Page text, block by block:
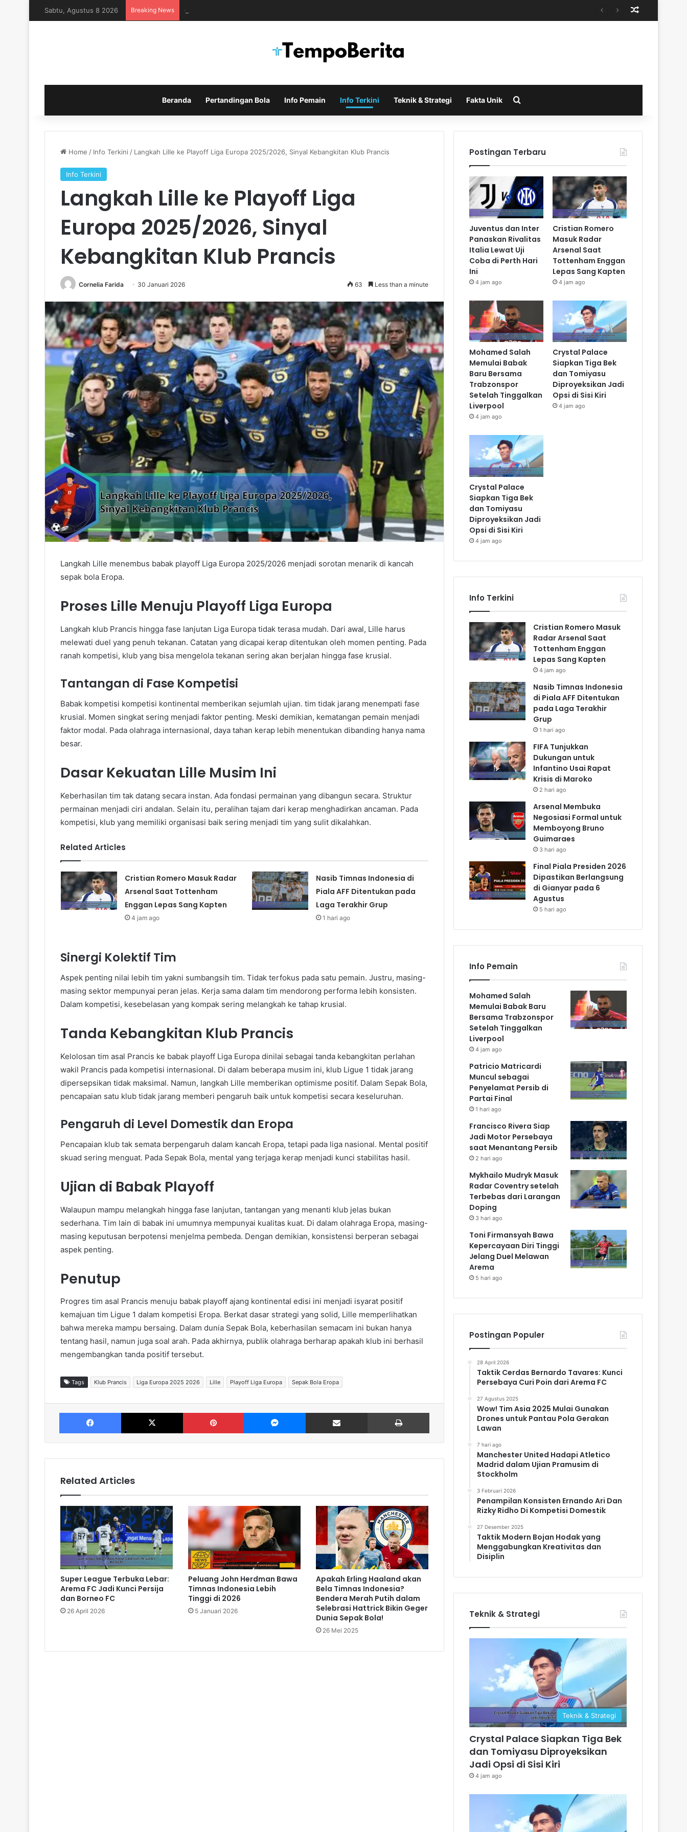
Sabtu, Agustus 8 2026 Breaking News Cristian Romero Masuk Radar Arsenal Saat Tottenham Enggan Lepas Sang Kapten
Beranda Pertandingan Bola Info Pemain Info Terkini Teknik & Strategi Fakta Unik
Home / Info Terkini / Langkah Lille ke Playoff Liga Europa 2025/2026, Sinyal Kebangkitan Klub Prancis
Info Terkini
Langkah Lille ke Playoff Liga
Europa 2025/2026, Sinyal
Kebangkitan Klub Prancis
Cornelia Farida 30 Januari 2026 63 Less than a minute
Langkah Lille menembus babak playoff Liga Europa 2025/2026 menjadi sorotan menarik di kancah
sepak bola Eropa.
Proses Lille Menuju Playoff Liga Europa
Langkah klub Prancis hingga fase lanjutan Liga Europa tidak terasa mudah. Dari awal, Lille harus
melewati duel yang penuh tekanan. Catatan yang dicapai kerap ditentukan oleh momen penting. Pada
ranah kompetisi, klub yang bisa mengelola tekanan sering akan berjalan hingga fase krusial.
Tantangan di Fase Kompetisi
Babak kompetisi kompetisi kontinental memberikan sejumlah ujian. tim tidak jarang menempati fase
krusial. Momen singkat sering menjadi faktor penting. Meski demikian, kematangan pemain menjadi
faktor modal. Pada olahraga internasional, daya tahan kerap lebih menentukan dibanding hanya nama
besar.
Dasar Kekuatan Lille Musim Ini
Keberhasilan tim tak datang secara instan. Ada fondasi permainan yang dibangun secara. Struktur
permainan menjadi ciri andalan. Selain itu, peralihan tajam dari kerap menghadirkan ancaman. Pada
kompetisi, klub yang memiliki organisasi baik sering menjadi tim yang sulit dikalahkan.
Related Articles
Cristian Romero Masuk Radar
Arsenal Saat Tottenham
Enggan Lepas Sang Kapten
4 jam ago
Nasib Timnas Indonesia di
Piala AFF Ditentukan pada
Laga Terakhir Grup
1 hari ago
Sinergi Kolektif Tim
Aspek penting nilai lebih tim yakni sumbangsih tim. Tidak terfokus pada satu pemain. Justru, masing-
masing sektor mempunyai peran jelas. Kerja sama dalam tim mendorong performa lebih konsisten.
Dalam kompetisi, kesebelasan yang kompak sering melangkah ke tahap krusial.
Tanda Kebangkitan Klub Prancis
Kelolosan tim asal Prancis ke babak playoff Liga Europa dinilai sebagai tanda kebangkitan perlahan
wakil Prancis pada kompetisi internasional. Di dalam beberapa musim ini, klub Ligue 1 tidak jarang
dipersepsikan tidak maksimal. Namun, langkah Lille memberikan optimisme positif. Dalam Sepak Bola,
pencapaian satu klub tidak jarang memberi pengaruh baik untuk kompetisi secara keseluruhan.
Pengaruh di Level Domestik dan Eropa
Pencapaian klub tak semata berpengaruh dalam kancah Eropa, tetapi pada liga nasional. Mental positif
skuad sering menguat. Pada Sepak Bola, mental yang terjaga kerap menjadi kunci stabilitas hasil.
Ujian di Babak Playoff
Walaupun mampu melangkah hingga fase lanjutan, tantangan yang menanti klub jelas bukan
sederhana. Tim lain di babak ini umumnya mempunyai kualitas kuat. Di dalam olahraga Eropa, masing-
masing keputusan berpotensi menjelma pembeda. Dengan demikian, konsistensi berperan sebagai
aspek penting.
Penutup
Progres tim asal Prancis menuju babak playoff ajang kontinental edisi ini menjadi isyarat positif
kemajuan tim Ligue 1 dalam kompetisi Eropa. Berkat dasar strategi yang solid, Lille memperlihatkan
bahwa mereka mampu bersaing. Dalam dunia Sepak Bola, keberhasilan semacam ini bukan hanya
tentang hasil, namun juga soal arah. Pada akhirnya, publik olahraga berharap apakah klub ini berhasil
mengembangkan tanda positif tersebut.
Tags Klub Prancis Liga Europa 2025 2026 Lille Playoff Liga Europa Sepak Bola Eropa
Facebook X Pinterest Messenger Share via Email
Related Articles
Super League Terbuka Lebar:
Arema FC Jadi Kunci Persija
dan Borneo FC
26 April 2026
Peluang John Herdman Bawa
Timnas Indonesia Lebih
Tinggi di 2026
5 Januari 2026
Apakah Erling Haaland akan
Bela Timnas Indonesia?
Bendera Merah Putih dalam
Selebrasi Hattrick Bikin Geger
Dunia Sepak Bola!
26 Mei 2025
Postingan Terbaru
Juventus dan Inter
Panaskan Rivalitas
Italia Lewat Uji
Coba di Perth Hari
Ini
4 jam ago
Cristian Romero
Masuk Radar
Arsenal Saat
Tottenham Enggan
Lepas Sang Kapten
4 jam ago
Mohamed Salah
Memulai Babak
Baru Bersama
Trabzonspor
Setelah Tinggalkan
Liverpool
4 jam ago
Crystal Palace
Siapkan Tiga Bek
dan Tomiyasu
Diproyeksikan Jadi
Opsi di Sisi Kiri
4 jam ago
Crystal Palace
Siapkan Tiga Bek
dan Tomiyasu
Diproyeksikan Jadi
Opsi di Sisi Kiri
4 jam ago
Info Terkini
Cristian Romero Masuk
Radar Arsenal Saat
Tottenham Enggan
Lepas Sang Kapten
4 jam ago
Nasib Timnas Indonesia
di Piala AFF Ditentukan
pada Laga Terakhir
Grup
1 hari ago
FIFA Tunjukkan
Dukungan untuk
Infantino Usai Rapat
Krisis di Maroko
2 hari ago
Arsenal Membuka
Negosiasi Formal untuk
Memboyong Bruno
Guimaraes
3 hari ago
Final Piala Presiden 2026
Dipastikan Berlangsung
di Gianyar pada 6
Agustus
5 hari ago
Info Pemain
Mohamed Salah
Memulai Babak Baru
Bersama Trabzonspor
Setelah Tinggalkan
Liverpool
4 jam ago
Patricio Matricardi
Muncul sebagai
Penyelamat Persib di
Partai Final
1 hari ago
Francisco Rivera Siap
Jadi Motor Persebaya
saat Menantang Persib
2 hari ago
Mykhailo Mudryk Masuk
Radar Coventry setelah
Terbebas dari Larangan
Doping
3 hari ago
Toni Firmansyah Bawa
Kepercayaan Diri Tinggi
Jelang Duel Melawan
Arema
5 hari ago
Postingan Populer
28 April 2026
Taktik Cerdas Bernardo Tavares: Kunci
Persebaya Curi Poin dari Arema FC
27 Agustus 2025
Wow! Tim Asia 2025 Mulai Gunakan
Drones untuk Pantau Pola Gerakan
Lawan
7 hari ago
Manchester United Hadapi Atletico
Madrid dalam Ujian Pramusim di
Stockholm
3 Februari 2026
Penampilan Konsisten Ernando Ari Dan
Rizky Ridho Di Kompetisi Domestik
27 Desember 2025
Taktik Modern Bojan Hodak yang
Menggabungkan Kreativitas dan
Disiplin
Teknik & Strategi
Teknik & Strategi
Crystal Palace Siapkan Tiga Bek
dan Tomiyasu Diproyeksikan
Jadi Opsi di Sisi Kiri
4 jam ago